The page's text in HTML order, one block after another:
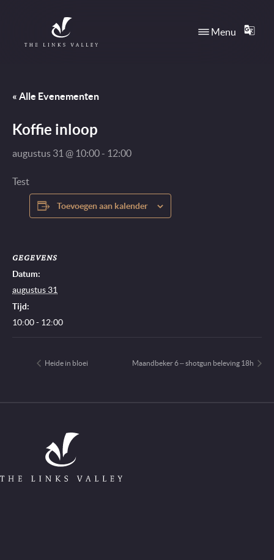
Terug naar de startpagina
Menu
« Alle Evenementen
Koffie inloop
augustus 31 @ 10:00- 12:00
Test
Toevoegen aan kalender
GEGEVENS
Datum:
augustus 31
Tijd:
10:00 - 12:00
Heide in bloei Maandbeker 6 – shotgun beleving 18h